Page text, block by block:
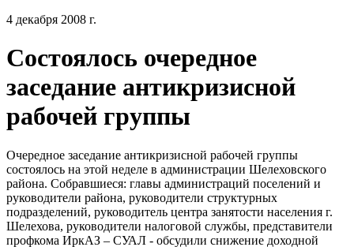
4 декабря 2008 г.
Состоялось очередное
заседание антикризисной
рабочей группы
Очередное заседание антикризисной рабочей группы
состоялось на этой неделе в администрации Шелеховского
района. Собравшиеся: главы администраций поселений и
руководители района, руководители структурных
подразделений, руководитель центра занятости населения г.
Шелехова, руководители налоговой службы, представители
профкома ИркАЗ – СУАЛ - обсудили снижение доходной